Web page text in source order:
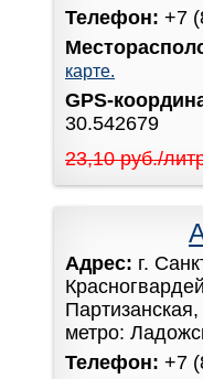
Телефон: +7
карте.
GPS-
30.542679
23,10 руб./
Адрес: г.
метро:
Телефон: +7